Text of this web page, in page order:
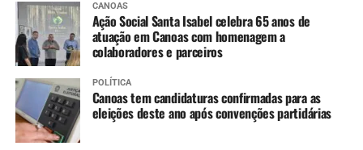
CANOAS
Ação Social Santa Isabel celebra 65 anos de
atuação em Canoas com homenagem a
colaboradores e parceiros
POLÍTICA
Canoas tem candidaturas confirmadas para as
eleições deste ano após convenções partidárias